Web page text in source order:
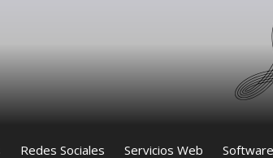
Redes Sociales Servicios Web Software